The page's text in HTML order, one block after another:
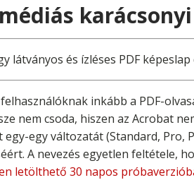
látványos és ízléses PDF képeslap
inkább a PDF-
nem csoda, hiszen az Acrobat
egy változatát (Standard, Pro,
A nevezés egyetlen feltétele,
letölthető 30 napos